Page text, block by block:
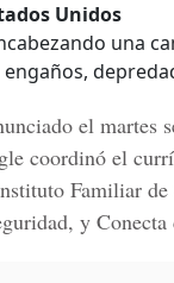
Unidos
una
el martes
coordinó el
Familiar
y Conecta